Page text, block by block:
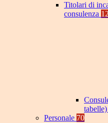
Titolari di
consulenza 12
tabelle)
Personale 70